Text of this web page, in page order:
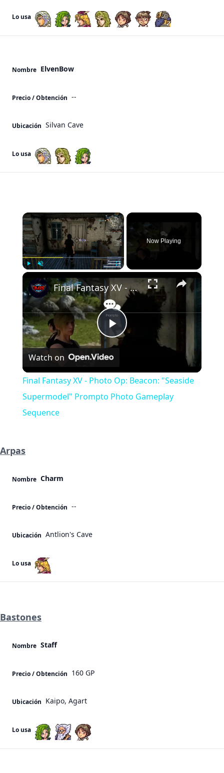
Lo usa
Nombre ElvenBow
Precio / Obtención --
Ubicación Silvan Cave
Lo usa
×
Now Playing
×
Play
Final Fantasy XV - Photo Op: Beacon: "Seaside Supermodel" Prompto Photo Gameplay Sequence
Watch on
Final Fantasy XV - Photo Op: Beacon: "Seaside
Supermodel" Prompto Photo Gameplay
Sequence
Arpas
Nombre Charm
Precio / Obtención --
Ubicación Antlion's Cave
Lo usa
Bastones
Nombre Staff
Precio / Obtención 160 GP
Ubicación Kaipo, Agart
Lo usa